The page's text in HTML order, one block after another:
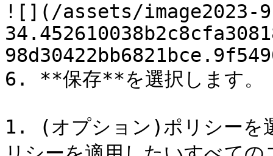
![](/assets/image2023-
6. **保存**を選択します。
1. (オプション)ポリシーを